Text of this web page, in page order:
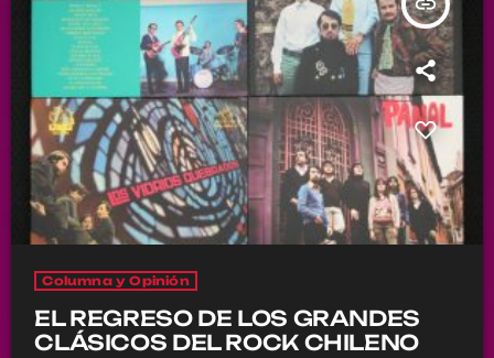
insert_link
Columna y Opinión
EL REGRESO DE LOS GRANDES
CLÁSICOS DEL ROCK CHILENO